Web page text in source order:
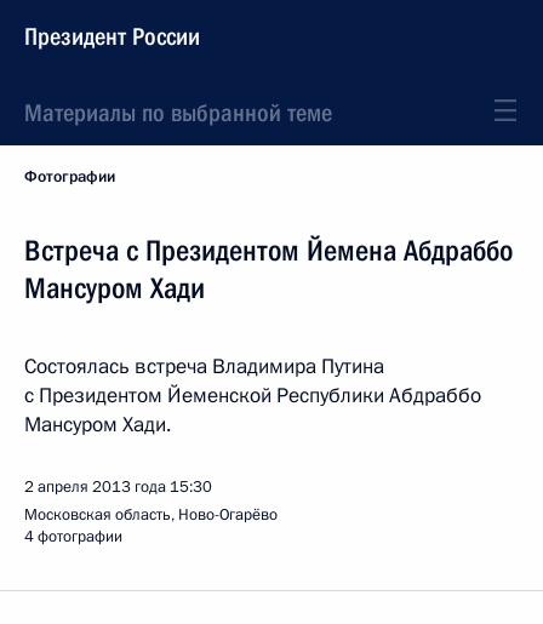
Президент России
Материалы по выбранной теме
Фотографии
Встреча с Президентом Йемена Абдраббо
Мансуром Хади
Состоялась встреча Владимира Путина
с Президентом Йеменской Республики Абдраббо
Мансуром Хади.
2 апреля 2013 года 15:30
Московская область, Ново-Огарёво
4 фотографии